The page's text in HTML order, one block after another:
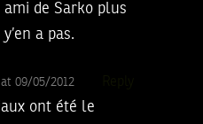
de Sarko plus
a pas.
09/05/2012
ont été le